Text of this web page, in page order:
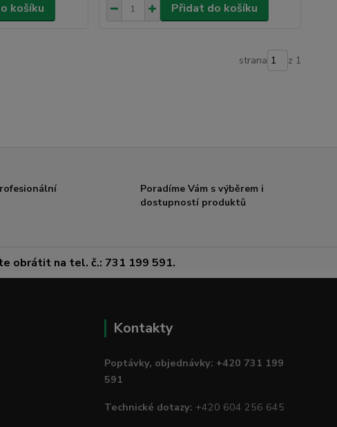
košíku Přidat do košíku
strana z 1
Poradíme Vám s výběrem i
dostupností produktů
obrátit na tel. č.: 731 199 591.
Kontakty
Poptávky, objednávky: +420 731 199
591
Technické dotazy: +420 604 256 645